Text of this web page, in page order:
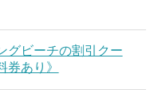
グビーチの割引クー
あり》